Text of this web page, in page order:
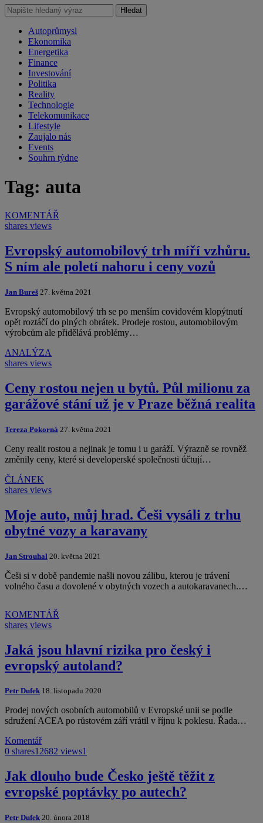
Hledat
Autoprůmysl
Ekonomika
Energetika
Finance
Investování
Politika
Reality
Technologie
Telekomunikace
Lifestyle
Zaujalo nás
Events
Souhrn týdne
Tag: auta
KOMENTÁŘ
shares views
Evropský automobilový trh míří vzhůru.
S ním ale poletí nahoru i ceny vozů
Jan Bureš 27. května 2021
Evropský automobilový trh se po menším covidovém klopýtnutí
opět roztáčí do plných obrátek. Prodeje rostou, automobilovým
výrobcům ale přidělává problémy…
ANALÝZA
shares views
Ceny rostou nejen u bytů. Půl milionu za
garážové stání už je v Praze běžná realita
Tereza Pokorná 27. května 2021
Ceny realit rostou a nejinak je tomu i u garáží. Výrazně se rovněž
změnily ceny, které si developerské společnosti účtují…
ČLÁNEK
shares views
Moje auto, můj hrad. Češi vysáli z trhu
obytné vozy a karavany
Jan Strouhal 20. května 2021
Češi si v době pandemie našli novou zálibu, kterou je trávení
volného času a dovolené v obytných vozech a autokaravanech.…
KOMENTÁŘ
shares views
Jaká jsou hlavní rizika pro český i
evropský autoland?
Petr Dufek 18. listopadu 2020
Prodej nových osobních automobilů v Evropské unii se podle
sdružení ACEA po růstovém září vrátil v říjnu k poklesu. Řada…
Komentář
0 shares12682 views1
Jak dlouho bude Česko ještě těžit z
evropské poptávky po autech?
Petr Dufek 20. února 2018